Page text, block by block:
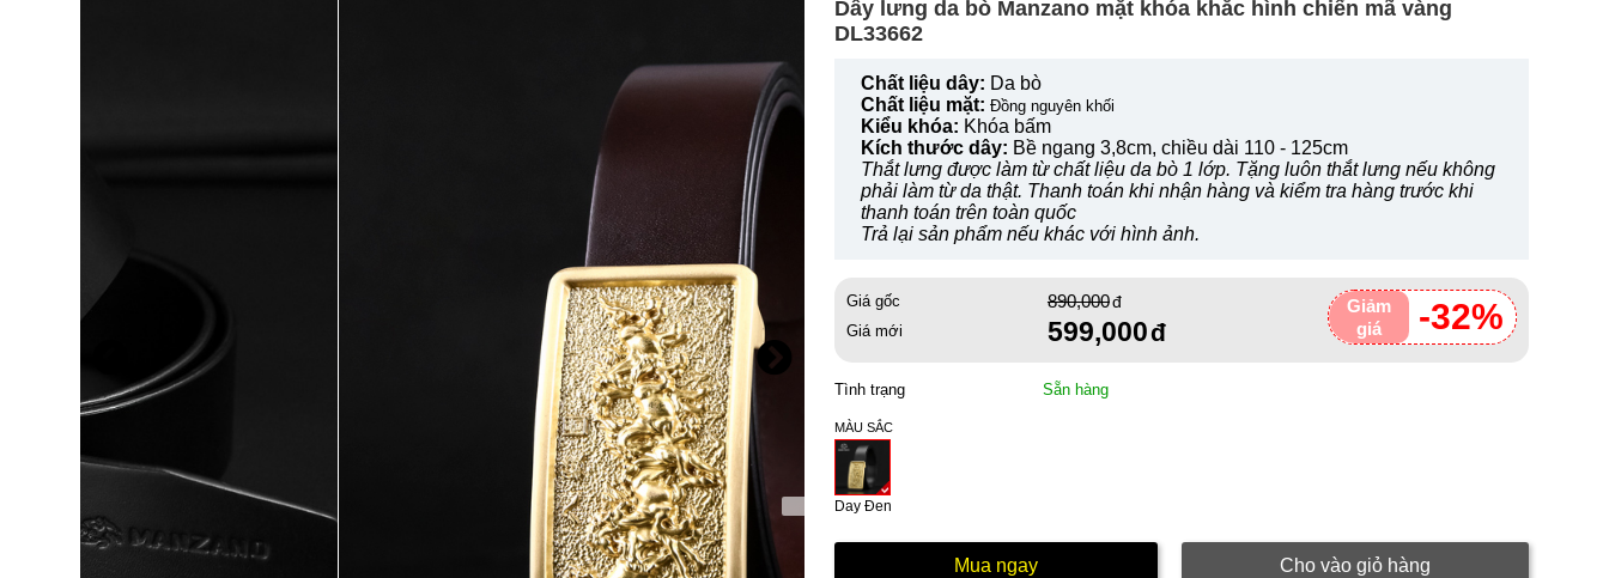
Dây lưng da bò Manzano mặt khóa khắc hình chiến mã vàng
DL33662
Chất liệu dây: Da bò
Chất liệu mặt: Đồng nguyên khối
Kiểu khóa: Khóa bấm
Kích thước dây: Bề ngang 3,8cm, chiều dài 110 - 125cm
Thắt lưng được làm từ chất liệu da bò 1 lớp. Tặng luôn thắt lưng nếu không
phải làm từ da thật. Thanh toán khi nhận hàng và kiểm tra hàng trước khi
thanh toán trên toàn quốc
Trả lại sản phẩm nếu khác với hình ảnh.
Giảm
giá
-32%
Giá gốc 890,000
Giá mới 599,000
Tình trạng Sẵn hàng
MÀU SẮC
Day Đen
Mua ngay Cho vào giỏ hàng